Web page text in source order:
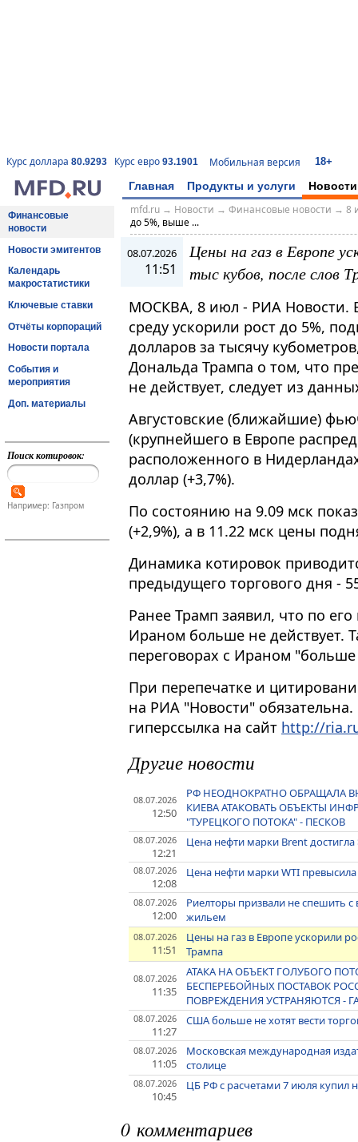
Курс доллара 80.9293 Курс евро 93.1901 Мобильная версия 18+
Главная Продукты и услуги Новости
Финансовые
новости
Новости эмитентов
Календарь
макростатистики
Ключевые ставки
Отчёты корпораций
Новости портала
События и
мероприятия
Доп. материалы
Поиск котировок:
Например: Газпром
mfd.ru→ Новости → Финансовые новости → 8
до 5%, выше ...
08.07.2026
11:51
Цены на газ в Европе
тыс кубов, после слов
МОСКВА, 8 июл - РИА Новости.
среду ускорили рост до 5%,
долларов за тысячу
Дональда Трампа о том, что
не действует, следует из
Августовские (ближайшие)
(крупнейшего в Европе
расположенного в
доллар (+3,7%)​​​.
По состоянию на 9.09 мск
(+2,9%), а в 11.22 мск цены
Динамика котировок
предыдущего торгового дня -
Ранее Трамп заявил, что по
Ираном больше не действует.
переговорах с Ираном
При перепечатке и
на РИА "Новости"
гиперссылка на сайт http://
Другие новости
08.07.2026
12:50
РФ НЕОДНОКРАТНО ОБРАЩАЛА
КИЕВА АТАКОВАТЬ ОБЪЕКТЫ
"ТУРЕЦКОГО ПОТОКА" - ПЕСКОВ
08.07.2026
12:21
Цена нефти марки Brent
08.07.2026
12:08
Цена нефти марки WTI
08.07.2026
12:00
Риелторы призвали не спешить
жильем
08.07.2026
11:51
Цены на газ в Европе ускорили
Трампа
08.07.2026
11:35
АТАКА НА ОБЪЕКТ ГОЛУБОГО
БЕСПЕРЕБОЙНЫХ ПОСТАВОК
ПОВРЕЖДЕНИЯ УСТРАНЯЮТСЯ -
08.07.2026
11:27
США больше не хотят вести
08.07.2026
11:05
Московская международная
столице
08.07.2026
10:45
ЦБ РФ с расчетами 7 июля купил
0 комментариев